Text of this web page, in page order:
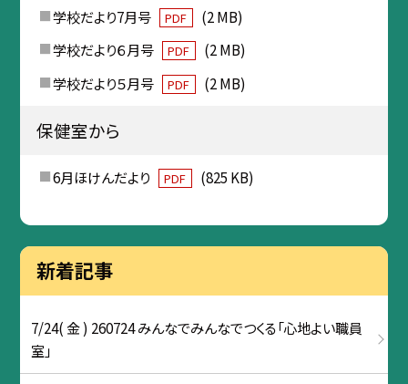
学校だより7月号
PDF
(2 MB)
学校だより６月号
PDF
(2 MB)
学校だより５月号
PDF (2 MB)
保健室から
6月ほけんだより PDF (825 KB)
新着記事
7/24( 金 ) 260724 みんなでみんなでつくる「心地よい職員
室」